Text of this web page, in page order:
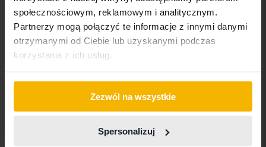
społecznościowym, reklamowym i analitycznym.
Partnerzy mogą połączyć te informacje z innymi danymi
otrzymanymi od Ciebie lub uzyskanymi podczas
korzystania z ich usług.
Zezwól na wszystkie
Spersonalizuj
Z finansowaniem 2 002 SEK/miesiąc